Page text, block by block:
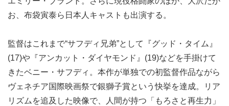
お、布袋寅泰ら日本人キャストも出演する。
監督はこれまで“サフディ兄弟”として『グッド・タイム』
(17)や『アンカット・ダイヤモンド』(19)などを手掛けて
きたベニー・サフディ。本作が単独での初監督作品ながら
ヴェネチア国際映画祭で銀獅子賞という快挙を達成。リア
リズムを追及した映像で、人間が持つ「もろさと再生力」